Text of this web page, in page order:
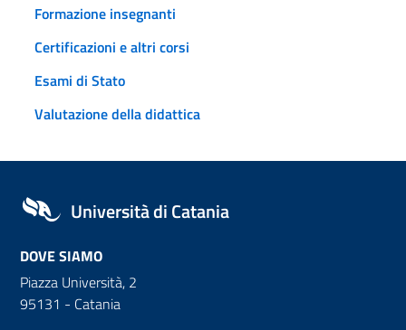
Formazione insegnanti
Certificazioni e altri corsi
Esami di Stato
Valutazione della didattica
Università di Catania
DOVE SIAMO
Piazza Università, 2
95131 - Catania